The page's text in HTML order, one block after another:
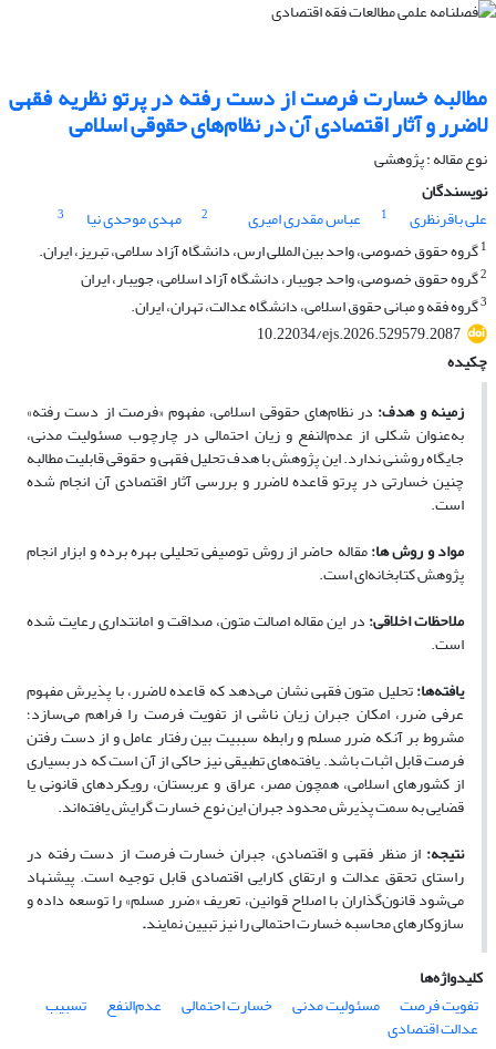
مطالبه خسارت فرصت از دست رفته در پرتو نظریه فقهی
لاضرر و آثار اقتصادی آن در نظام‌های حقوقی اسلامی
نوع مقاله : پژوهشی
نویسندگان
علی باقرنظری
1 عباس مقدری امیری 2 مهدی موحدی نیا
3
1گروه حقوق خصوصی، واحد بین المللی ارس، دانشگاه آزاد سلامی، تبریز، ایران.
2گروه حقوق خصوصی، واحد جویبار، دانشگاه آزاد اسلامی، جویبار، ایران
3گروه فقه و مبانی حقوق اسلامی، دانشگاه عدالت، تهران، ایران.
10.22034/ejs.2026.529579.2087
چکیده
زمینه و هدف: در نظام‌های حقوقی اسلامی، مفهوم «فرصت از دست رفته»
به‌عنوان شکلی از عدم‌النفع و زیان احتمالی در چارچوب مسئولیت مدنی،
جایگاه روشنی ندارد. این پژوهش با هدف تحلیل فقهی و حقوقی قابلیت مطالبه
چنین خسارتی در پرتو قاعده لاضرر و بررسی آثار اقتصادی آن انجام شده
است.
مواد و روش ها:مقاله حاضر از روش توصیفی تحلیلی بهره برده و ابزار انجام
پژوهش کتابخانه‌ای است.
ملاحظات اخلاقی:در این مقاله اصالت متون، صداقت و امانتداری رعایت شده
است.
یافتهها:تحلیل متون فقهی نشان می‌دهد که قاعده لاضرر، با پذیرش مفهوم
عرفی ضرر، امکان جبران زیان ناشی از تفویت فرصت را فراهم می‌سازد؛
مشروط بر آنکه ضرر مسلم و رابطه سببیت بین رفتار عامل و از دست رفتن
فرصت قابل اثبات باشد. یافته‌های تطبیقی نیز حاکی از آن است که در بسیاری
از کشورهای اسلامی، همچون مصر، عراق و عربستان، رویکردهای قانونی یا
قضایی به سمت پذیرش محدود جبران این نوع خسارت گرایش یافته‌اند.
نتیجه: از منظر فقهی و اقتصادی، جبران خسارت فرصت از دست رفته در
راستای تحقق عدالت و ارتقای کارایی اقتصادی قابل توجیه است. پیشنهاد
می‌شود قانون‌گذاران با اصلاح قوانین، تعریف «ضرر مسلم» را توسعه داده و
سازوکارهای محاسبه خسارت احتمالی را نیز تبیین نمایند.
کلیدواژه‌ها
تفویت فرصت
مسئولیت مدنی خسارت احتمالی عدم‌النفع تسبیب
عدالت اقتصادی